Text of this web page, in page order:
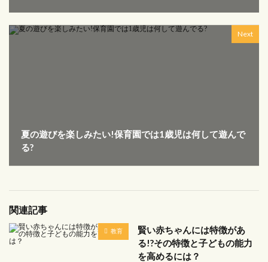
Next
夏の遊びを楽しみたい!保育園では1歳児は何して遊んで
る?
関連記事
教育
賢い赤ちゃんには特徴があ
る!?その特徴と子どもの能力
を高めるには？